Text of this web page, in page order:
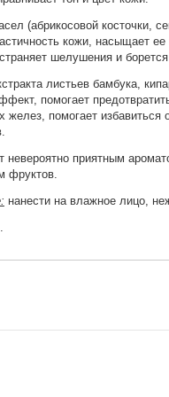
(5 шт) с
Nutri-
Mask
₽
в корзину
145 ₽
(абрикосовой косточки,
кожи, насыщает
шелушения и
листьев бамбука,
помогает
желез, помогает избавиться
невероятно приятным
фруктов.
нанести на влажное лицо,